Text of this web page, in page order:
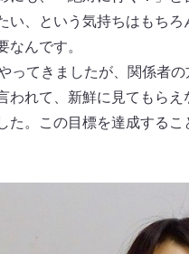
い、という気持ちはもち
なんです。
ってきましたが、関係者
われて、新鮮に見てもら
た。この目標を達成する